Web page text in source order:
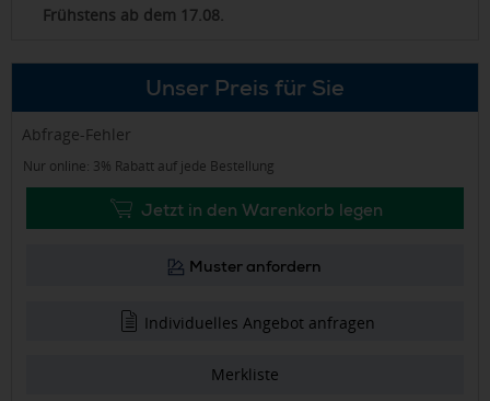
Frühstens ab dem 17.08.
Unser Preis für Sie
Abfrage-Fehler
Nur online: 3% Rabatt auf jede Bestellung
Jetzt in den Warenkorb legen
Muster anfordern
Individuelles Angebot anfragen
Merkliste